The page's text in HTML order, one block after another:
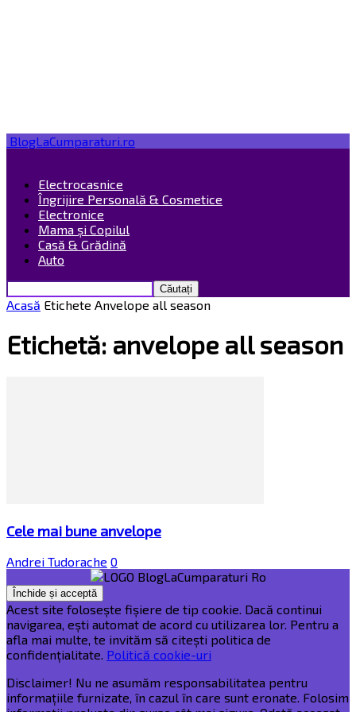
BlogLaCumparaturi.ro
Electrocasnice
Îngrijire Personală & Cosmetice
Electronice
Mama și Copilul
Casă & Grădină
Auto
Acasă Etichete Anvelope all season
Etichetă: anvelope all season
Cele mai bune anvelope
Andrei Tudorache 0
Acest site folosește fișiere de tip cookie. Dacă continui
navigarea, ești automat de acord cu utilizarea lor. Pentru a
afla mai multe, te invităm să citești politica de
confidențialitate. Politică cookie-uri
Disclaimer! Nu ne asumăm responsabilitatea pentru
informațiile furnizate, în cazul în care sunt eronate. Folosim